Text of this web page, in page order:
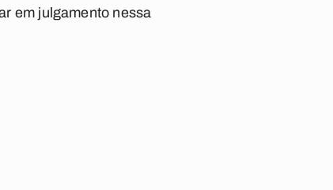
em julgamento nessa